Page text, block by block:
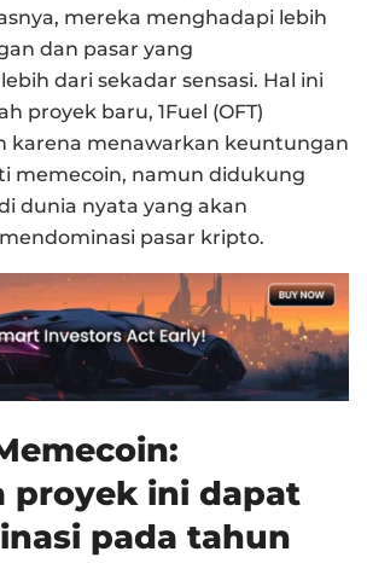
mereka menghadapi lebih
dan pasar yang
dari sekadar sensasi. Hal ini
proyek baru, 1Fuel (OFT)
karena menawarkan keuntungan
memecoin, namun didukung
dunia nyata yang akan
pasar kripto.
proyek ini dapat
pada tahun